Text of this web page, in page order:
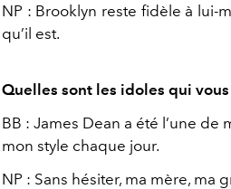
NP : Brooklyn reste fidèle à lui-
qu’il est.
Quelles sont les idoles qui
BB : James Dean a été l’une
mon style chaque jour.
NP : Sans hésiter, ma mère, ma